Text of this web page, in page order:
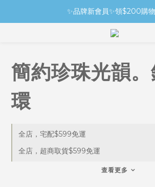
✨品牌新會員✨領$200購
簡約珍珠光韻
環
全店，宅配$599免運
全店，超商取貨$599免運
查看更多